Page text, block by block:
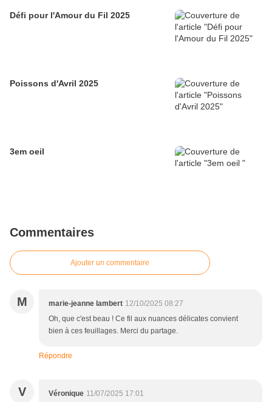
Défi pour l'Amour du Fil 2025
Poissons d'Avril 2025
3em oeil
Commentaires
Ajouter un commentaire
M marie-jeanne lambert 12/10/2025 08:27
Oh, que c'est beau ! Ce fil aux nuances délicates convient
bien à ces feuillages. Merci du partage.
Répondre
V Véronique 11/07/2025 17:01